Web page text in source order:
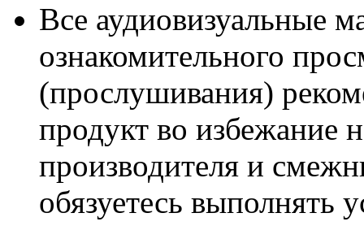
Все аудиовизуальные
ознакомительного
(прослушивания)
продукт во избежание
производителя и
обязуетесь выполнять